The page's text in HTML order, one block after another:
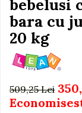
Jucarii de baie
Seturi de
Caluti balansoar
Interactive,
Figurine
Ingrijire
Perioada Alaptarii
Perioada Sarcinii
Pompe de san
bebelusi
bara cu
20 kg
509,25 Lei